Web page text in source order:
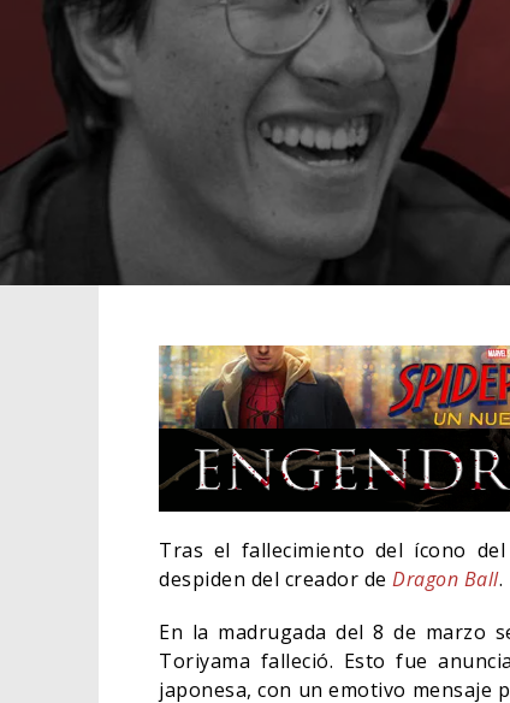
Tras el fallecimiento del ícono
despiden del creador de Dragon Ball.
En la madrugada del 8 de marzo
Toriyama falleció. Esto fue
japonesa, con un emotivo mensaje